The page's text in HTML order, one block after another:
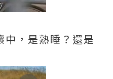
中，是熟睡？還是